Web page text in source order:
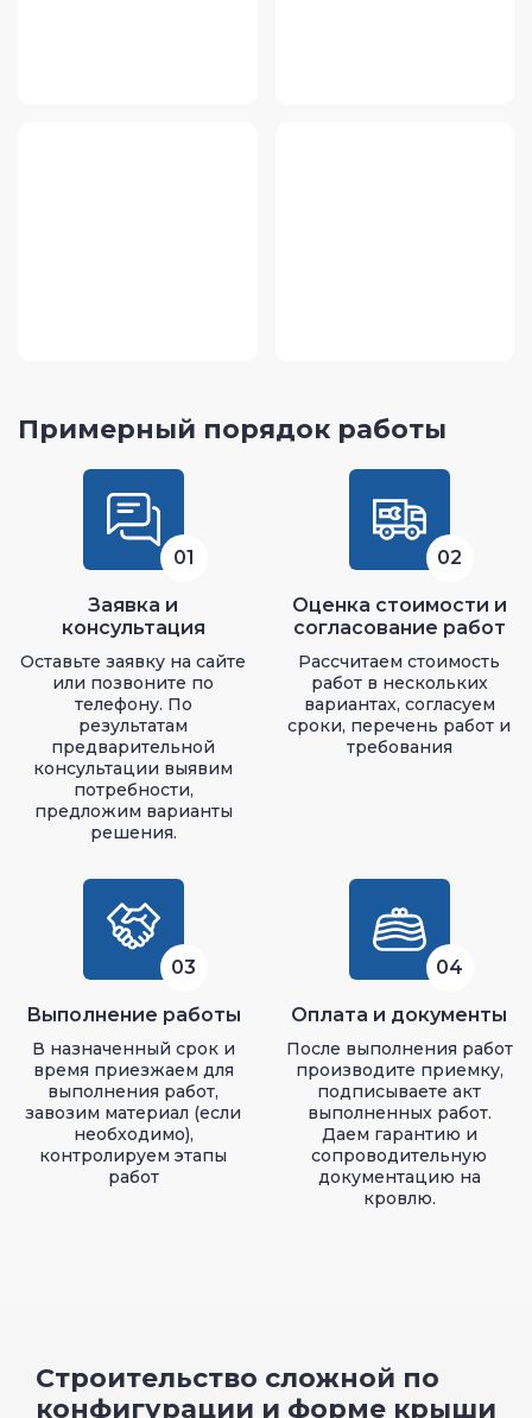
Примерный порядок работы
01
Заявка и
консультация
Оставьте заявку на сайте
или позвоните по
телефону. По
результатам
предварительной
консультации выявим
потребности,
предложим варианты
решения.
02
Оценка стоимости и
согласование работ
Рассчитаем стоимость
работ в нескольких
вариантах, согласуем
сроки, перечень работ и
требования
03
Выполнение работы
В назначенный срок и
время приезжаем для
выполнения работ,
завозим материал (если
необходимо),
контролируем этапы
работ
04
Оплата и документы
После выполнения работ
производите приемку,
подписываете акт
выполненных работ.
Даем гарантию и
сопроводительную
документацию на
кровлю.
Строительство сложной по
конфигурации и форме крыши